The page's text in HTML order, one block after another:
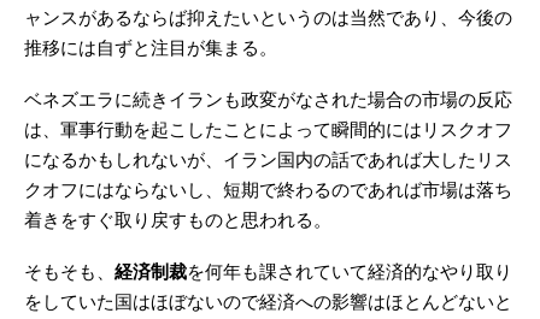
ャンスがあるならば抑えたいというのは当然であり、今後の
推移には自ずと注目が集まる。
ベネズエラに続きイランも政変がなされた場合の市場の反応
は、軍事行動を起こしたことによって瞬間的にはリスクオフ
になるかもしれないが、イラン国内の話であれば大したリス
クオフにはならないし、短期で終わるのであれば市場は落ち
着きをすぐ取り戻すものと思われる。
そもそも、 経済制裁を何年も課されていて経済的なやり取り
をしていた国はほぼないので経済への影響はほとんどないと